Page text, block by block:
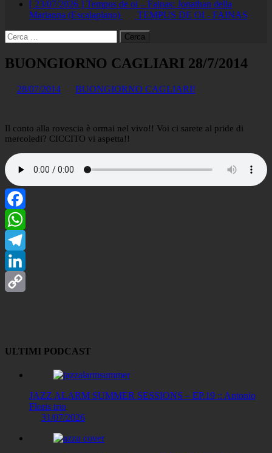
[ 23/07/2026 ] Tempus de oi – Fainas: Jonathan della
Marianna (Escalaplano)
TEMPUS DE OI - FAINAS
Ricerca
per:
BUONGIORNO CAGLIARI 28/7/2014
28/07/2014 BUONGIORNO CAGLIARI!
Il conto alla rovescia è ormai nel vivo!! Voi ci sarete al pride di
mercoledi? CICCITO vi aspetta!!
Facebook
WhatsApp
Telegram
LinkedIn
ULTIMI PODCAST
JAZZ ALARM SUMMER SESSIONS – EP.19 :: Antonio
Floris trio
31/07/2026